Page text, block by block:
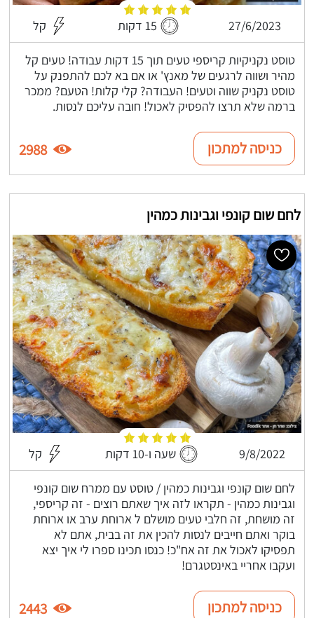
27/6/2023 15 דקות קל
טוסט נקניקיות קריספי טעים תוך 15 דקות עבודה! טעים קל
מהיר ושווה לרגעים של מאנץ' או אם בא לכם להתפנק על
טוסט נקניק שווה וטעים! העבודה? קלי קלות! הטעם? ממכר
ברמה שלא תרצו להפסיק לאכול! חובה עליכם לנסות.
כניסה למתכון 2988
לחם שום קונפי וגבינות כמהין
9/8/2022 שעה ו-10 דקות קל
לחם שום קונפי וגבינות כמהין / טוסט עם ממרח שום קונפי
וגבינות כמהין - תקראו לזה איך שאתם רוצים - זה קריספי,
זה מושחת, זה חלבי טעים מושלם ל ארוחת ערב או ארוחת
בוקר ואתם חייבים לנסות להכין את זה בבית, אתם לא
תפסיקו לאכול את זה אח"כ! כנסו תכינו ספרו לי איך יצא
ועקבו אחריי באינסטגרם!
כניסה למתכון 2443